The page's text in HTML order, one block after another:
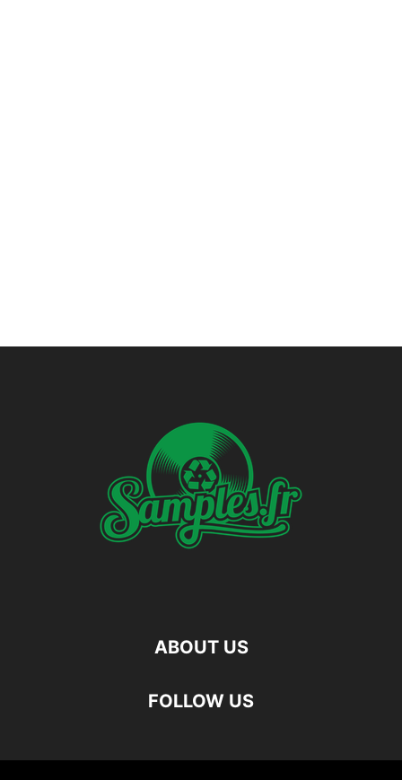
ABOUT US
FOLLOW US